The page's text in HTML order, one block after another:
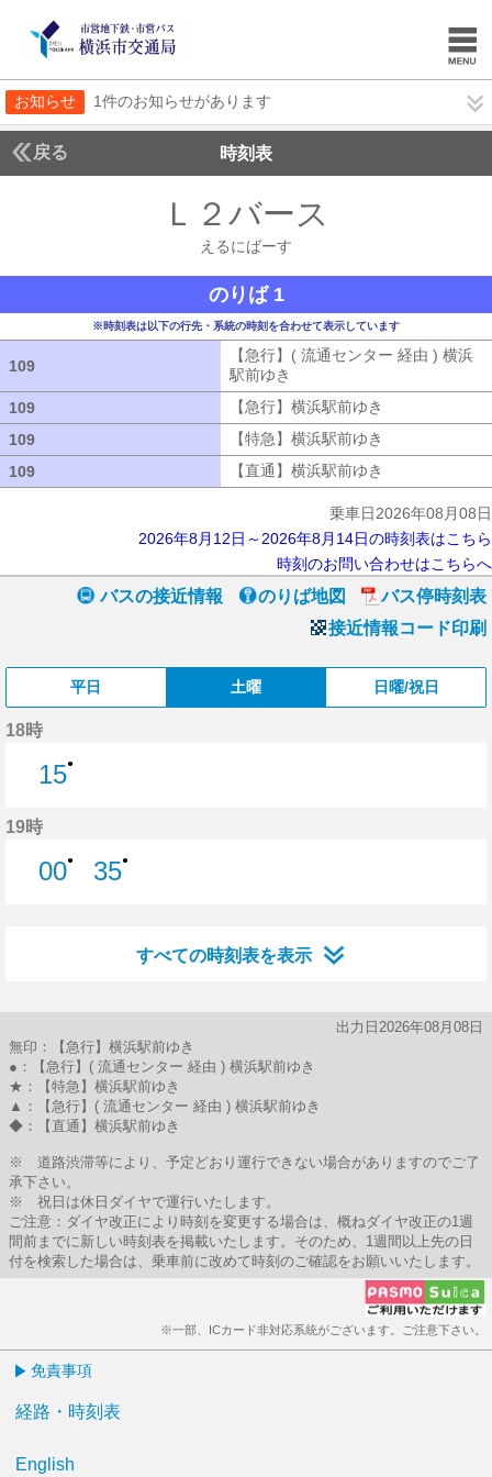
お知らせ 1件のお知らせがあります
戻る 時刻表
Ｌ２バース
えるにばーす
のりば 1
※時刻表は以下の行先・系統の時刻を合わせて表示しています
109
【急行】( 流通センター 経由 ) 横浜
駅前ゆき
109
【急行】横浜駅前ゆき
109
【特急】横浜駅前ゆき
109
【直通】横浜駅前ゆき
乗車日2026年08月08日
2026年8月12日～2026年8月14日の時刻表はこちら
時刻のお問い合わせはこちらへ
バスの接近情報 のりば地図
バス停時刻表
接近情報コード印刷
平日 土曜 日曜/祝日
18時
15●
19時
00●
35●
すべての時刻表を表示
出力日2026年08月08日
無印：【急行】横浜駅前ゆき
●：【急行】( 流通センター 経由 ) 横浜駅前ゆき
★：【特急】横浜駅前ゆき
▲：【急行】( 流通センター 経由 ) 横浜駅前ゆき
◆：【直通】横浜駅前ゆき
※ 道路渋滞等により、予定どおり運行できない場合がありますのでご了
承下さい。
※ 祝日は休日ダイヤで運行いたします。
ご注意：ダイヤ改正により時刻を変更する場合は、概ねダイヤ改正の1週
間前までに新しい時刻表を掲載いたします。そのため、1週間以上先の日
付を検索した場合は、乗車前に改めて時刻のご確認をお願いいたします。
※一部、ICカード非対応系統がございます。ご注意下さい。
免責事項
経路・時刻表
English